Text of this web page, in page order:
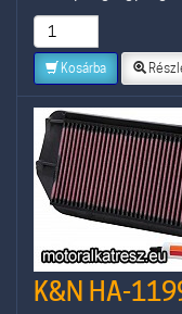
Kosárba
K&N HA-